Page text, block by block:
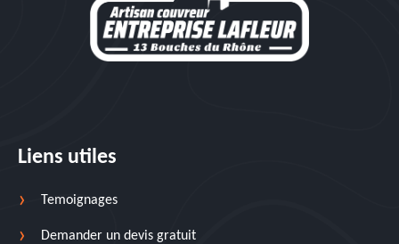
Liens utiles
Temoignages
Demander un devis gratuit